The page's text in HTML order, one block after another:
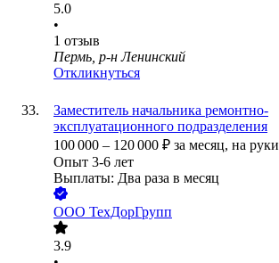
5.0
•
1 отзыв
Пермь, р-н Ленинский
Откликнуться
Заместитель начальника ремонтно-
эксплуатационного подразделения
100 000 – 120 000 ₽ за месяц, на руки
Опыт 3-6 лет
Выплаты: Два раза в месяц
ООО ТехДорГрупп
3.9